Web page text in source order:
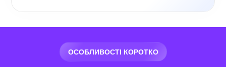
ОСОБЛИВОСТІ КОРОТКО